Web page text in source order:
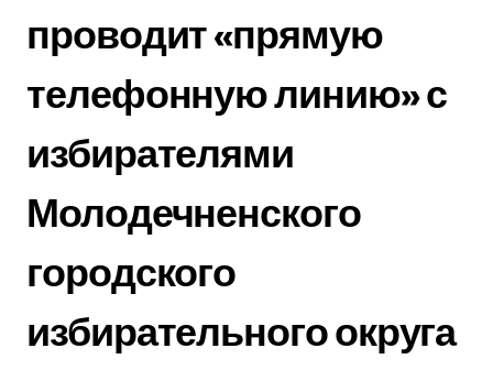
проводит «прямую
телефонную линию» с
избирателями
Молодечненского
городского
избирательного округа